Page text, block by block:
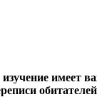
имеет